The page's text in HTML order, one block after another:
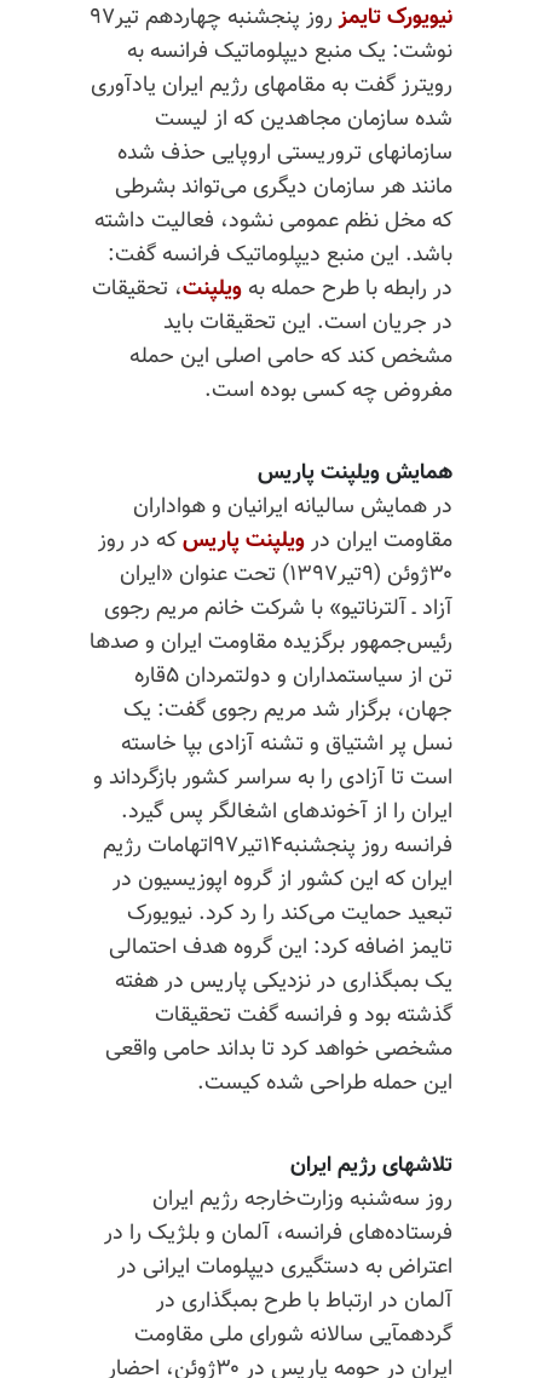
نیویورک تایمز
روز پنجشنبه چهاردهم تیر۹۷
نوشت:‌ یک منبع دیپلوماتیک فرانسه به
رویترز گفت به مقامهای رژیم ایران یادآوری
شده سازمان مجاهدین که از لیست
سازمانهای تروریستی اروپایی حذف شده
مانند هر سازمان دیگری می‌تواند بشرطی
که مخل نظم عمومی نشود، فعالیت داشته
باشد. این منبع دیپلوماتیک فرانسه گفت:
در رابطه با طرح حمله به ویلپنت، تحقیقات
در جریان است. این تحقیقات باید
مشخص کند که حامی اصلی این حمله
مفروض چه کسی بوده است.
همایش ویلپنت پاریس
در همایش سالیانه ایرانیان و هواداران
مقاومت ایران درویلپنت پاریسکه در روز
۳۰ژوئن (۹تیر۱۳۹۷) تحت عنوان «ایران
آزاد ـ آلترناتیو» با شرکت خانم مریم رجوی
رئیس‌جمهور برگزیده مقاومت ایران و صدها
تن از سیاستمداران و دولتمردان ۵قاره
جهان، برگزار شد مریم رجوی گفت:‌ یک
نسل پر اشتیاق و تشنه آزادی بپا خاسته
است تا آزادی را به سراسر کشور بازگرداند و
ایران را از آخوندهای اشغالگر پس گیرد.
فرانسه روز پنجشنبه۱۴تیر۹۷اتهامات رژیم
ایران که این کشور از گروه اپوزیسیون در
تبعید حمایت می‌کند را رد کرد. نیویورک
تایمز اضافه کرد: این گروه هدف احتمالی
یک بمبگذاری در نزدیکی پاریس در هفته
گذشته بود و فرانسه گفت تحقیقات
مشخصی خواهد کرد تا بداند حامی واقعی
این حمله طراحی شده کیست.
تلاشهای رژیم ایران
روز سه‌شنبه وزارت‌خارجه رژیم ایران
فرستاده‌های فرانسه، آلمان و بلژیک را در
اعتراض به دستگیری دیپلومات ایرانی در
آلمان در ارتباط با طرح بمبگذاری در
گردهمآیی سالانه شورای ملی مقاومت
ایران در حومه پاریس در ۳۰ژو‌ئن، احضار